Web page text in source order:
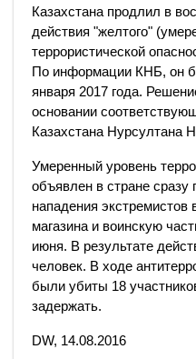
Казахстана продлил в
действия "желтого"
террористической
По информации КНБ, он
января 2017 года.
основании
Казахстана Нурсултана
Умеренный уровень
объявлен в стране сразу
нападения
магазина и воинскую
июня. В результате
человек. В ходе
были убиты 18
задержать.
DW, 14.08.2016